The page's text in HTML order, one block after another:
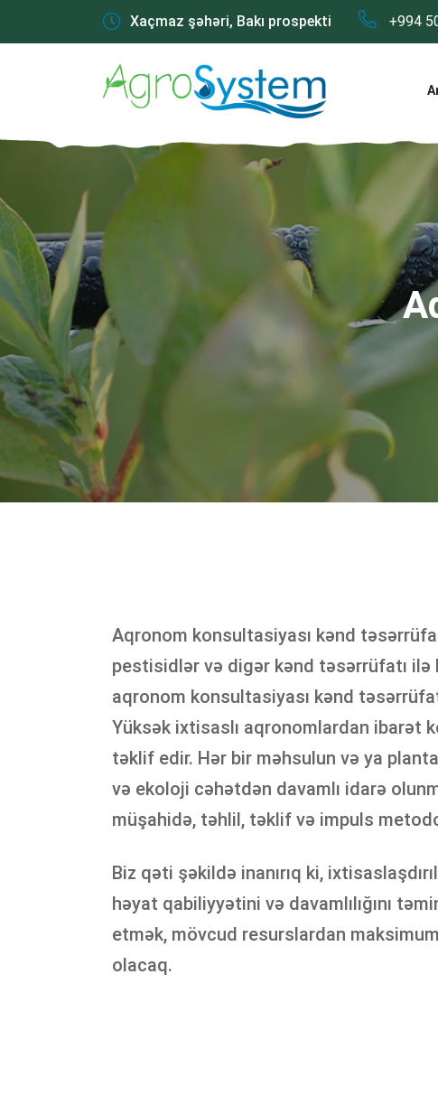
Xaçmaz şəhəri, Bakı prospekti +994
Aqronom konsultasiyası kənd
pestisidlər və digər kənd təsərrüfatı ilə
aqronom konsultasiyası kənd
Yüksək ixtisaslı aqronomlardan ibarət
təklif edir. Hər bir məhsulun və ya
və ekoloji cəhətdən davamlı idarə
müşahidə, təhlil, təklif və impuls
Biz qəti şəkildə inanırıq ki,
həyat qabiliyyətini və davamlılığını
etmək, mövcud resurslardan
olacaq.